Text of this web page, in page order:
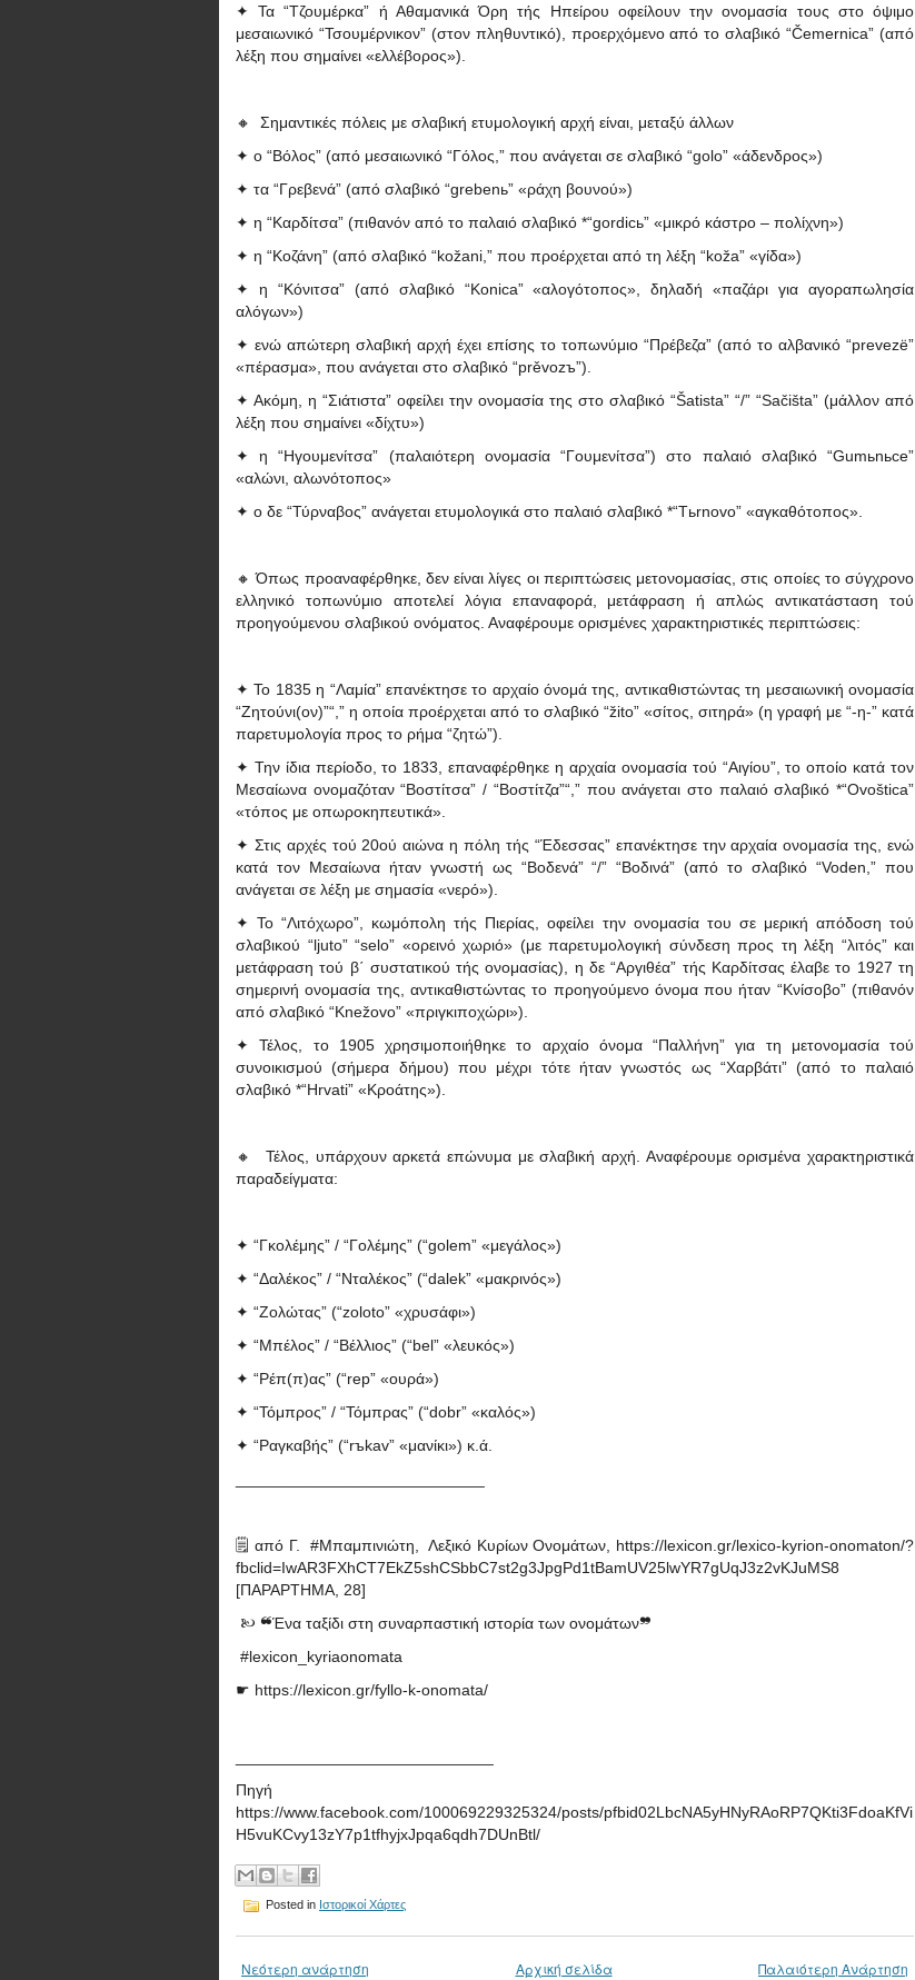
✦ Τα “Τζουμέρκα” ή Αθαμανικά Όρη τής Ηπείρου οφείλουν την ονομασία τους στο όψιμο
μεσαιωνικό “Τσουμέρνικον” (στον πληθυντικό), προερχόμενο από το σλαβικό “Čemernica” (από
λέξη που σημαίνει «ελλέβορος»).
🔸 Σημαντικές πόλεις με σλαβική ετυμολογική αρχή είναι, μεταξύ άλλων
✦ ο “Βόλος” (από μεσαιωνικό “Γόλος,” που ανάγεται σε σλαβικό “golo” «άδενδρος»)
✦ τα “Γρεβενά” (από σλαβικό “grebenь” «ράχη βουνού»)
✦ η “Καρδίτσα” (πιθανόν από το παλαιό σλαβικό *“gordicь” «μικρό κάστρο – πολίχνη»)
✦ η “Κοζάνη” (από σλαβικό “kožani,” που προέρχεται από τη λέξη “koža” «γίδα»)
✦ η “Κόνιτσα” (από σλαβικό “Konica” «αλογότοπος», δηλαδή «παζάρι για αγοραπωλησία
αλόγων»)
✦ ενώ απώτερη σλαβική αρχή έχει επίσης το τοπωνύμιο “Πρέβεζα” (από το αλβανικό “prevezë”
«πέρασμα», που ανάγεται στο σλαβικό “prěvozъ”).
✦ Ακόμη, η “Σιάτιστα” οφείλει την ονομασία της στο σλαβικό “Šatista” “/” “Sačišta” (μάλλον από
λέξη που σημαίνει «δίχτυ»)
✦ η “Ηγουμενίτσα” (παλαιότερη ονομασία “Γουμενίτσα”) στο παλαιό σλαβικό “Gumьnьce”
«αλώνι, αλωνότοπος»
✦ ο δε “Τύρναβος” ανάγεται ετυμολογικά στο παλαιό σλαβικό *“Tьrnovo” «αγκαθότοπος».
🔸 Όπως προαναφέρθηκε, δεν είναι λίγες οι περιπτώσεις μετονομασίας, στις οποίες το σύγχρονο
ελληνικό τοπωνύμιο αποτελεί λόγια επαναφορά, μετάφραση ή απλώς αντικατάσταση τού
προηγούμενου σλαβικού ονόματος. Αναφέρουμε ορισμένες χαρακτηριστικές περιπτώσεις:
✦ Το 1835 η “Λαμία” επανέκτησε το αρχαίο όνομά της, αντικαθιστώντας τη μεσαιωνική ονομασία
“Ζητούνι(ον)”“,” η οποία προέρχεται από το σλαβικό “žito” «σίτος, σιτηρά» (η γραφή με “-η-” κατά
παρετυμολογία προς το ρήμα “ζητώ”).
✦ Την ίδια περίοδο, το 1833, επαναφέρθηκε η αρχαία ονομασία τού “Αιγίου”, το οποίο κατά τον
Μεσαίωνα ονομαζόταν “Βοστίτσα” / “Βοστίτζα”“,” που ανάγεται στο παλαιό σλαβικό *“Ovoštica”
«τόπος με οπωροκηπευτικά».
✦ Στις αρχές τού 20ού αιώνα η πόλη τής “Έδεσσας” επανέκτησε την αρχαία ονομασία της, ενώ
κατά τον Μεσαίωνα ήταν γνωστή ως “Βοδενά” “/” “Βοδινά” (από το σλαβικό “Voden,” που
ανάγεται σε λέξη με σημασία «νερό»).
✦ Το “Λιτόχωρο”, κωμόπολη τής Πιερίας, οφείλει την ονομασία του σε μερική απόδοση τού
σλαβικού “ljuto” “selo” «ορεινό χωριό» (με παρετυμολογική σύνδεση προς τη λέξη “λιτός” και
μετάφραση τού β΄ συστατικού τής ονομασίας), η δε “Αργιθέα” τής Καρδίτσας έλαβε το 1927 τη
σημερινή ονομασία της, αντικαθιστώντας το προηγούμενο όνομα που ήταν “Κνίσοβο” (πιθανόν
από σλαβικό “Knežovo” «πριγκιποχώρι»).
✦ Τέλος, το 1905 χρησιμοποιήθηκε το αρχαίο όνομα “Παλλήνη” για τη μετονομασία τού
συνοικισμού (σήμερα δήμου) που μέχρι τότε ήταν γνωστός ως “Χαρβάτι” (από το παλαιό
σλαβικό *“Hrvati” «Κροάτης»).
🔸 Τέλος, υπάρχουν αρκετά επώνυμα με σλαβική αρχή. Αναφέρουμε ορισμένα χαρακτηριστικά
παραδείγματα:
✦ “Γκολέμης” / “Γολέμης” (“golem” «μεγάλος»)
✦ “Δαλέκος” / “Νταλέκος” (“dalek” «μακρινός»)
✦ “Ζολώτας” (“zoloto” «χρυσάφι»)
✦ “Μπέλος” / “Βέλλιος” (“bel” «λευκός»)
✦ “Ρέπ(π)ας” (“rep” «ουρά»)
✦ “Τόμπρος” / “Τόμπρας” (“dobr” «καλός»)
✦ “Ραγκαβής” (“rъkav” «μανίκι») κ.ά.
🗒 από Γ. #Μπαμπινιώτη, Λεξικό Κυρίων Ονομάτων, https://lexicon.gr/lexico-kyrion-onomaton/?
fbclid=IwAR3FXhCT7EkZ5shCSbbC7st2g3JpgPd1tBamUV25lwYR7gUqJ3z2vKJuMS8
[ΠΑΡΑΡΤΗΜΑ, 28]
🙠 ❝Ένα ταξίδι στη συναρπαστική ιστορία των ονομάτων❞
#lexicon_kyriaonomata
☛ https://lexicon.gr/fyllo-k-onomata/
Πηγή
https://www.facebook.com/100069229325324/posts/pfbid02LbcNA5yHNyRAoRP7QKti3FdoaKfVi
H5vuKCvy13zY7p1tfhyjxJpqa6qdh7DUnBtl/
Posted in Ιστορικοί Χάρτες
Νεότερη ανάρτηση Παλαιότερη Ανάρτηση
Αρχική σελίδα